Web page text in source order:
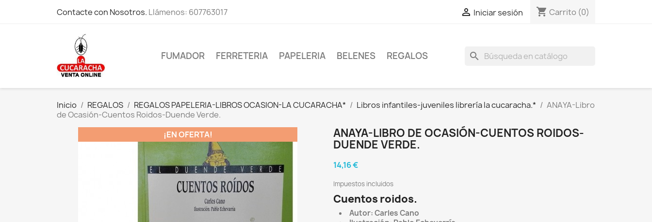
Contacte con Nosotros. Llámenos: 607763017  Iniciar sesión shopping_cart Carrito (0)
FUMADOR FERRETERIA PAPELERIA BELENES REGALOS search
Inicio REGALOS REGALOS PAPELERIA-LIBROS OCASION-LA CUCARACHA* Libros infantiles-juveniles librería la cucaracha.*
ANAYA-Libro
de Ocasión-Cuentos Roidos-Duende Verde.
¡EN OFERTA!
ANAYA-LIBRO DE OCASIÓN-CUENTOS ROIDOS-
DUENDE VERDE.
14,16 €
Impuestos incluidos
Cuentos roidos.
Autor: Carles Cano